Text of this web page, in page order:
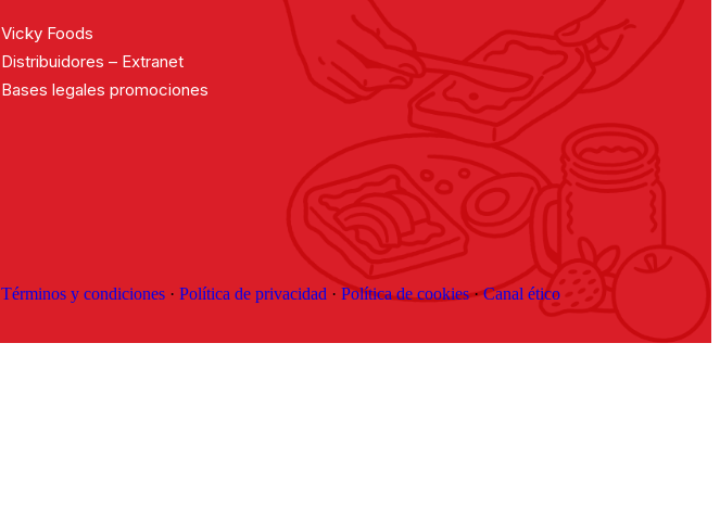
Vicky Foods
Distribuidores – Extranet
Bases legales promociones
Términos y condiciones · Política de privacidad · Política de cookies·Canal ético